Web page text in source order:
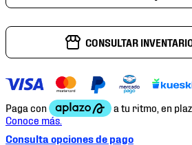
CONSULTAR
Consulta opciones de pago